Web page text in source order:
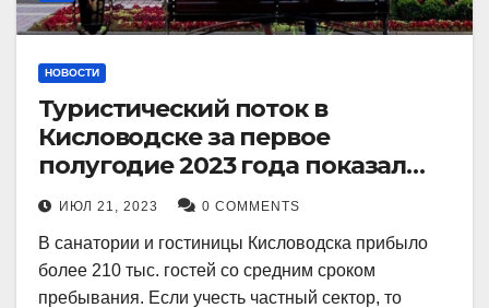
НОВОСТИ
Туристический поток в
Кисловодске за первое
полугодие 2023 года показал
рекордный рост в 21 процент.
ИЮЛ 21, 2023 0 COMMENTS
В санатории и гостиницы Кисловодска прибыло
более 210 тыс. гостей со средним сроком
пребывания. Если учесть частный сектор, то